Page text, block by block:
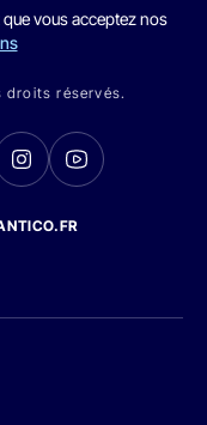
vous acceptez nos
droits réservés.